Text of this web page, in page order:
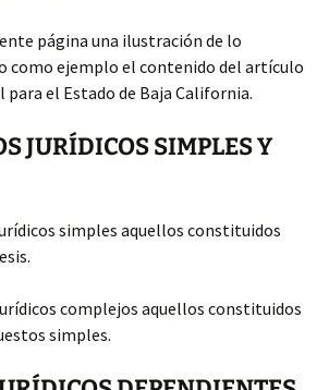
página una ilustración de lo
como ejemplo el contenido del artículo
para el Estado de Baja California.
JURÍDICOS SIMPLES Y
simples aquellos constituidos
complejos aquellos constituidos
simples.